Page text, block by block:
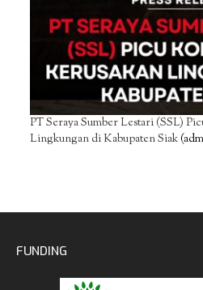
PT Seraya Sumber Lestari (SSL)
Lingkungan di Kabupaten Siak
FUNDING